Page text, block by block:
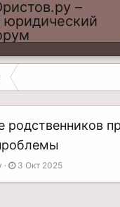
родственников
Д
3 Окт 2025